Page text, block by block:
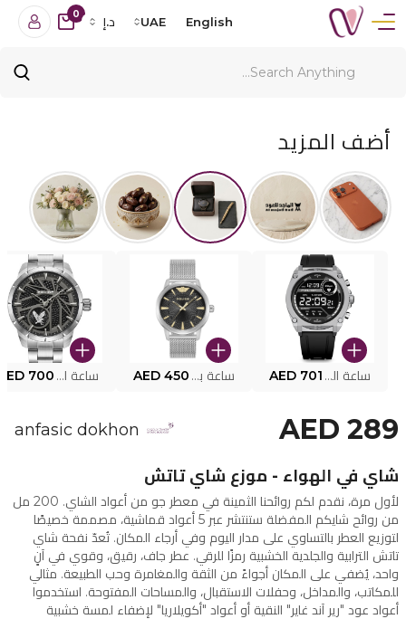
English
UAE د.إ
0
أضف المزيد
ساعة البوليس الذكية MY.AVATAR PEIUN0000101 AED 701 ساعة بوليس للرجال PEWJG0005002 AED 450 ساعة البوليس PEWJG2227302 700
AED 289
anfasic dokhon
شاي في الهواء - موزع شاي تاتش
لأول مرة، نقدم لكم روائحنا الثمينة في معطر جو من أعواد الشاي. 200 مل
من روائح شايكم المفضلة ستنتشر عبر 5 أعواد قماشية، مصممة خصيصًا
لتوزيع العطر بالتساوي على مدار اليوم وفي أرجاء المكان. تُعدّ نفحة شاي
تاتش الترابية والجلدية الخشبية رمزًا للرقي. عطر جاف، رقيق، وقوي في آنٍ
واحد، يُضفي على المكان أجواءً من الثقة والمغامرة وحب الطبيعة. مثالي
للمكاتب، والمداخل، وحفلات الاستقبال، والمساحات المفتوحة. استخدموا
أعواد عود "رير آند غاير" النقية أو أعواد "أكويلاريا" لإضفاء لمسة خشبية